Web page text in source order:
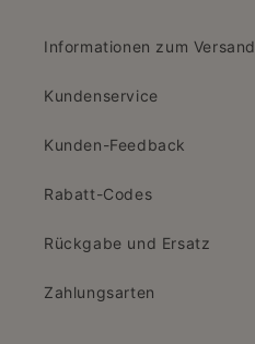
Informationen zum Versand
Kundenservice
Kunden-Feedback
Rabatt-Codes
Rückgabe und Ersatz
Zahlungsarten